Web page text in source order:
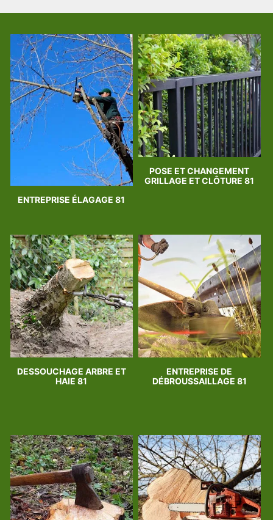
ENTREPRISE ÉLAGAGE 81
POSE ET CHANGEMENT
GRILLAGE ET CLÔTURE 81
DESSOUCHAGE ARBRE ET
HAIE 81
ENTREPRISE DE
DÉBROUSSAILLAGE 81